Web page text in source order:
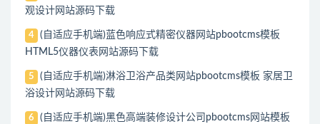
观设计网站源码下载
4
(自适应手机端)蓝色响应式精密仪器网站pbootcms模板
HTML5仪器仪表网站源码下载
5
(自适应手机端)淋浴卫浴产品类网站pbootcms模板 家居卫
浴设计网站源码下载
6
(自适应手机端)黑色高端装修设计公司pbootcms网站模板